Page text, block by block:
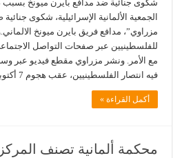
شكوى جنائية ضد مدافع بايرن ميونخ
الجمعية الألمانية الإسرائيلية، شكوى
مزراوي”، مدافع فريق بايرن ميونخ
للفلسطينيين عبر صفحات التواصل
مع الأمر. ونشر مزراوي مقطع فيديو عبر
فيه انتصار الفلسطينيين، عقب هجوم 7 أكتوبر على اسرائيل.حيث يعاني …
أكمل القراءة »
محكمة ألمانية تصنف المركز